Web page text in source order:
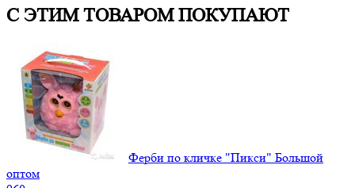
С ЭТИМ ТОВАРОМ ПОКУПАЮТ
Ферби по кличке "Пикси" Большой
оптом